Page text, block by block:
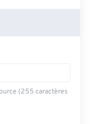
(255 caractères